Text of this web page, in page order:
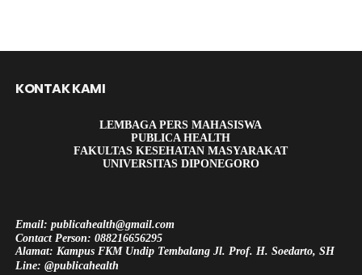
KONTAK KAMI
LEMBAGA PERS MAHASISWA
PUBLICA HEALTH
FAKULTAS KESEHATAN MASYARAKAT
UNIVERSITAS DIPONEGORO
Email: publicahealth@gmail.com
Contact Person: 088216656295
Alamat: Kampus FKM Undip Tembalang Jl. Prof. H. Soedarto, SH
Line: @publicahealth